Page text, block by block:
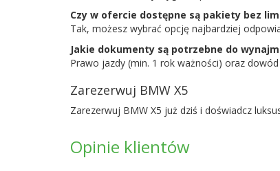
Czy w ofercie dostępne są pakiety bez
Tak, możesz wybrać opcję najbardziej
Jakie dokumenty są potrzebne do
Prawo jazdy (min. 1 rok ważności) oraz
Zarezerwuj BMW X5
Zarezerwuj BMW X5 już dziś i doświadcz
Opinie klientów